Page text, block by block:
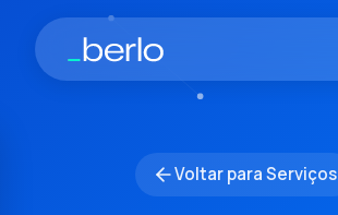
Pular para o conteúdo principal
Voltar para Serviços